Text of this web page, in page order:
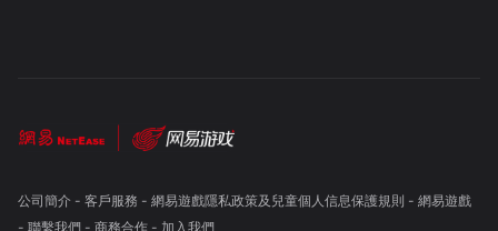
公司簡介- 客戶服務 - 網易遊戲隱私政策及兒童個人信息保護規則 - 網易遊戲
- 聯繫我們- 商務合作- 加入我們